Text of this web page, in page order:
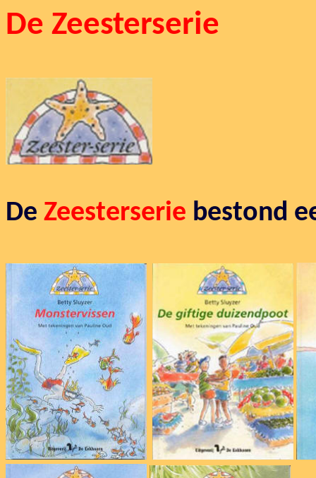
De Zeesterserie
De Zeesterserie bestond